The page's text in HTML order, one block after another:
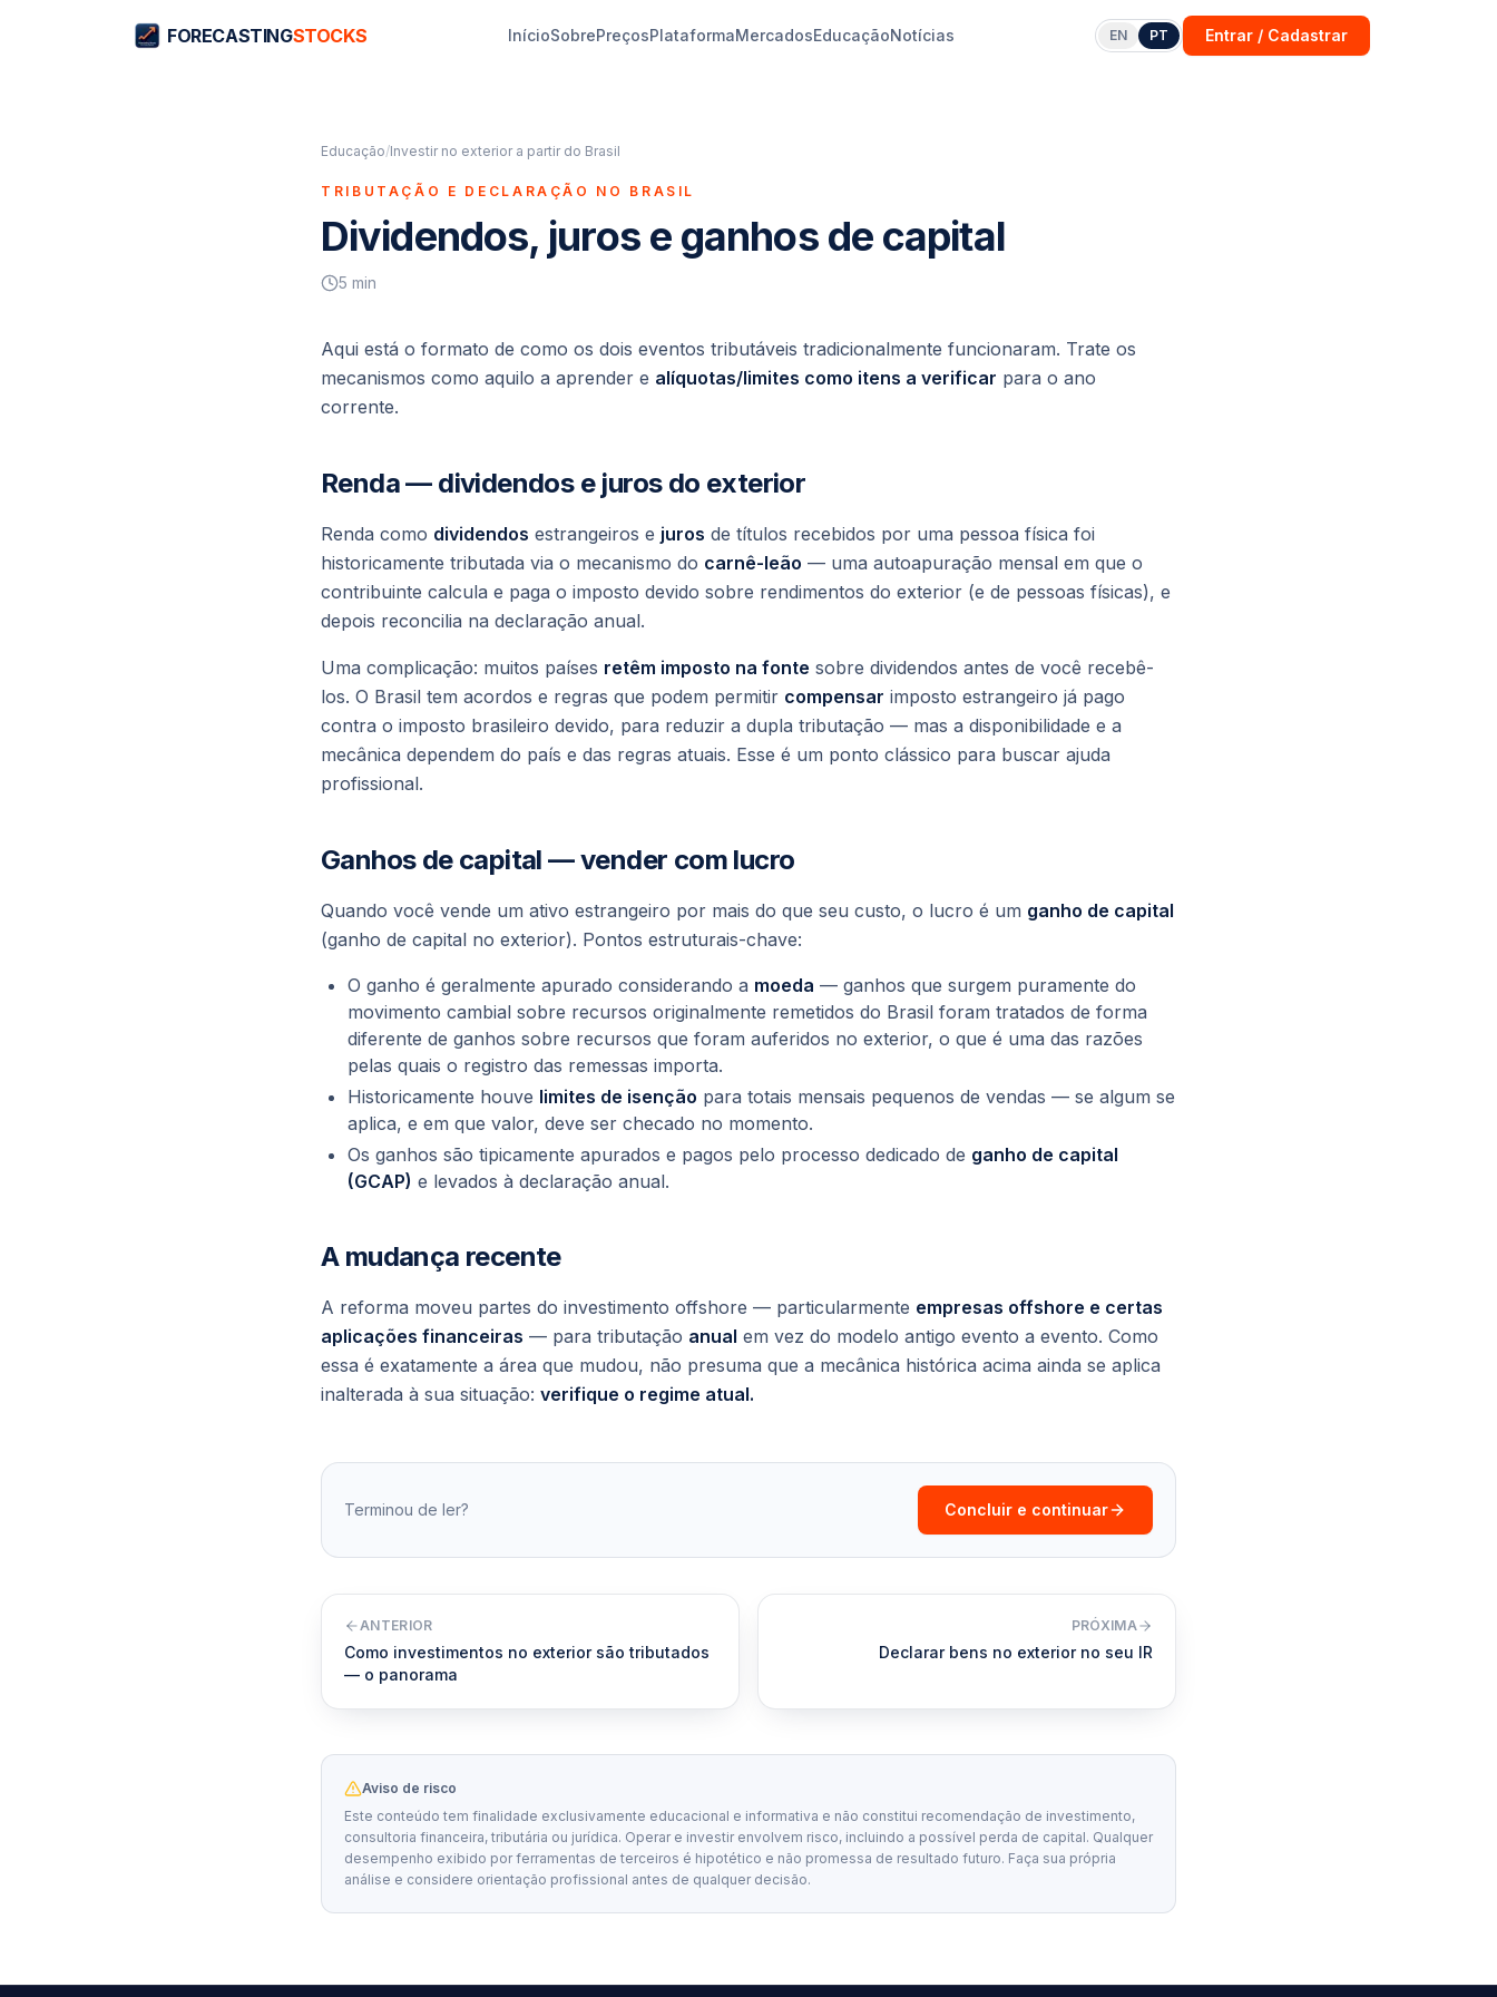
FORECASTINGSTOCKS InícioSobrePreçosPlataformaMercadosEducaçãoNotícias EN PT Entrar / Cadastrar
Educação/Investir no exterior a partir do Brasil
TRIBUTAÇÃO E DECLARAÇÃO NO BRASIL
Dividendos, juros e ganhos de capital
5 min
Aqui está o formato de como os dois eventos tributáveis tradicionalmente funcionaram. Trate os
mecanismos como aquilo a aprender e alíquotas/limites como itens a verificar para o ano
corrente.
Renda — dividendos e juros do exterior
Renda como dividendos estrangeiros e juros de títulos recebidos por uma pessoa física foi
historicamente tributada via o mecanismo do carnê-leão — uma autoapuração mensal em que o
contribuinte calcula e paga o imposto devido sobre rendimentos do exterior (e de pessoas físicas), e
depois reconcilia na declaração anual.
Uma complicação: muitos países retêm imposto na fonte sobre dividendos antes de você recebê-
los. O Brasil tem acordos e regras que podem permitir compensar imposto estrangeiro já pago
contra o imposto brasileiro devido, para reduzir a dupla tributação — mas a disponibilidade e a
mecânica dependem do país e das regras atuais. Esse é um ponto clássico para buscar ajuda
profissional.
Ganhos de capital — vender com lucro
Quando você vende um ativo estrangeiro por mais do que seu custo, o lucro é um ganho de capital
(ganho de capital no exterior). Pontos estruturais-chave:
O ganho é geralmente apurado considerando a moeda — ganhos que surgem puramente do
movimento cambial sobre recursos originalmente remetidos do Brasil foram tratados de forma
diferente de ganhos sobre recursos que foram auferidos no exterior, o que é uma das razões
pelas quais o registro das remessas importa.
Historicamente houve limites de isenção para totais mensais pequenos de vendas — se algum se
aplica, e em que valor, deve ser checado no momento.
Os ganhos são tipicamente apurados e pagos pelo processo dedicado de ganho de capital
(GCAP) e levados à declaração anual.
A mudança recente
A reforma moveu partes do investimento offshore — particularmente empresas offshore e certas
aplicações financeiras — para tributação anual em vez do modelo antigo evento a evento. Como
essa é exatamente a área que mudou, não presuma que a mecânica histórica acima ainda se aplica
inalterada à sua situação: verifique o regime atual.
Terminou de ler? Concluir e continuar
ANTERIOR
Como investimentos no exterior são tributados
— o panorama
PRÓXIMA
Declarar bens no exterior no seu IR
Aviso de risco
Este conteúdo tem finalidade exclusivamente educacional e informativa e não constitui recomendação de investimento,
consultoria financeira, tributária ou jurídica. Operar e investir envolvem risco, incluindo a possível perda de capital. Qualquer
desempenho exibido por ferramentas de terceiros é hipotético e não promessa de resultado futuro. Faça sua própria
análise e considere orientação profissional antes de qualquer decisão.